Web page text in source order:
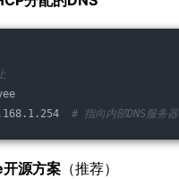
# 指向内部DNS服务器
源方案 （推荐）